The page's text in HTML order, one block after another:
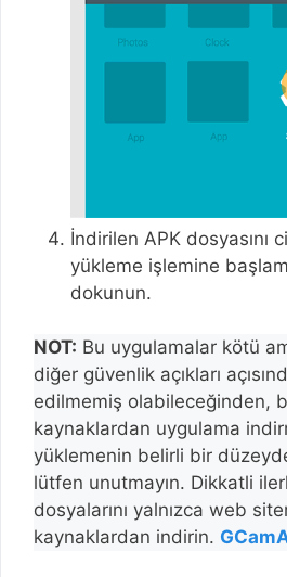
İndirilen APK dosyasını
yükleme işlemine
dokunun.
NOT: Bu uygulamalar kötü
diğer güvenlik açıkları
edilmemiş olabileceğinden,
kaynaklardan uygulama
yüklemenin belirli bir düzeyde
lütfen unutmayın. Dikkatli
dosyalarını yalnızca web
kaynaklardan indirin.